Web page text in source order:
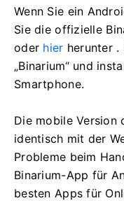
Wenn Sie ein
Sie die offizielle
oder hier herunter .
„Binarium“ und
Smartphone.
Die mobile Version
identisch mit der
Probleme beim
Binarium-App für
besten Apps für